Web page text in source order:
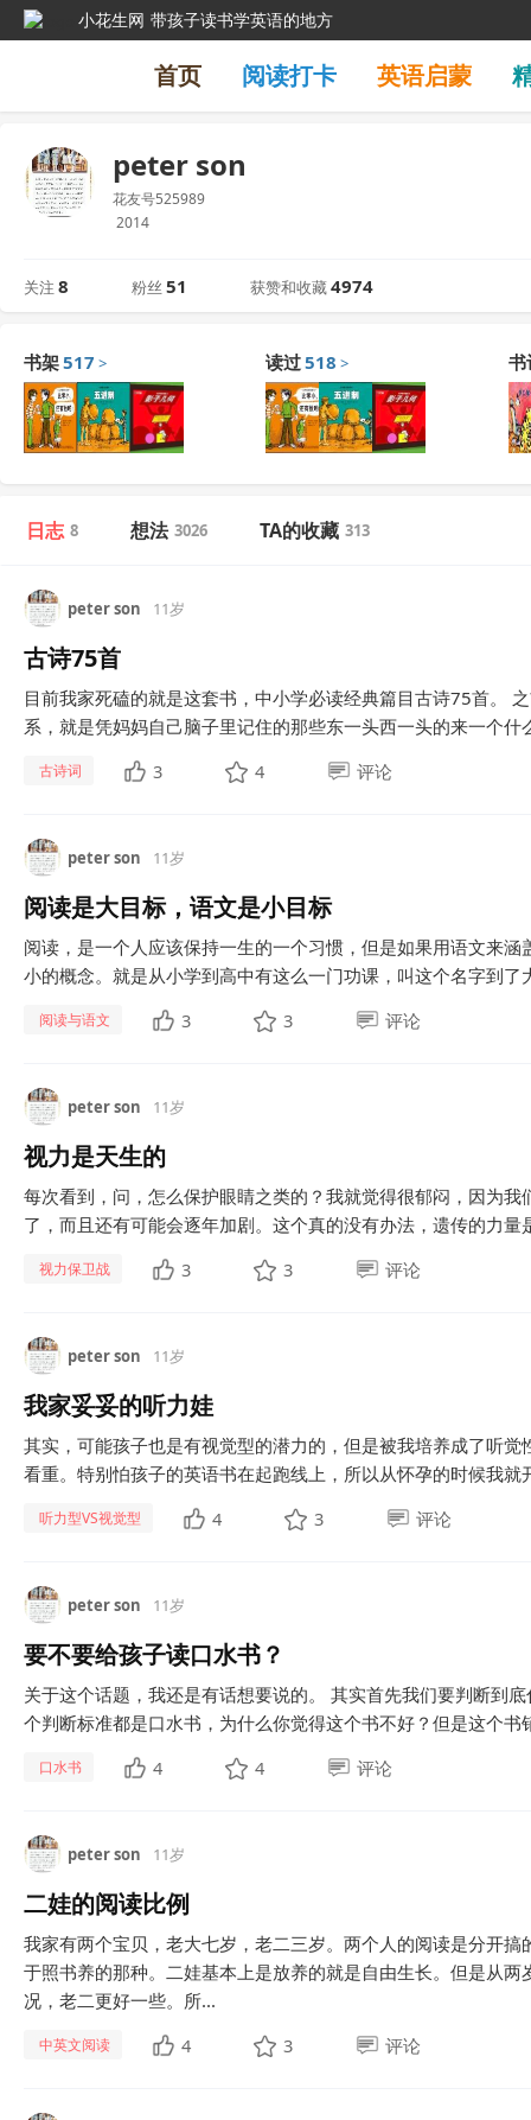
小花生网 带孩子读书学英语的地方
首页 阅读打卡 英语启蒙
peter son
花友号525989
2014
关注 8 粉丝 51 获赞和收藏4974
书架517 > 读过518 > 书
日志 8 想法 3026 TA的收藏 313
peter son 11岁
古诗75首
目前我家死磕的就是这套书，中小学必读经典篇目古诗75首。
系，就是凭妈妈自己脑子里记住的那些东一头西一头的来一个
古诗词 3 4 评论
peter son 11岁
阅读是大目标，语文是小目标
阅读，是一个人应该保持一生的一个习惯，但是如果用语文来
小的概念。就是从小学到高中有这么一门功课，叫这个名字到
阅读与语文 3 3 评论
peter son 11岁
视力是天生的
每次看到，问，怎么保护眼睛之类的？我就觉得很郁闷，因为
了，而且还有可能会逐年加剧。这个真的没有办法，遗传的力
视力保卫战 3 3 评论
peter son 11岁
我家妥妥的听力娃
其实，可能孩子也是有视觉型的潜力的，但是被我培养成了听
看重。特别怕孩子的英语书在起跑线上，所以从怀孕的时候我
听力型VS视觉型 4 3 评论
peter son 11岁
要不要给孩子读口水书？
关于这个话题，我还是有话想要说的。 其实首先我们要判断到
个判断标准都是口水书，为什么你觉得这个书不好？但是这个
口水书 4 4 评论
peter son 11岁
二娃的阅读比例
我家有两个宝贝，老大七岁，老二三岁。两个人的阅读是分开
于照书养的那种。二娃基本上是放养的就是自由生长。但是从
况，老二更好一些。所...
中英文阅读 4 3 评论